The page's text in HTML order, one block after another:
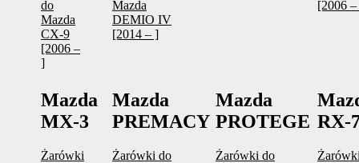
do
Mazda
CX-9
[2006 –
]
Mazda
DEMIO IV
[2014 – ]
[2006
Mazda
MX-3
Żarówki
Mazda
PREMACY
Żarówki do
Mazda
PROTEGE
Żarówki do
RX-